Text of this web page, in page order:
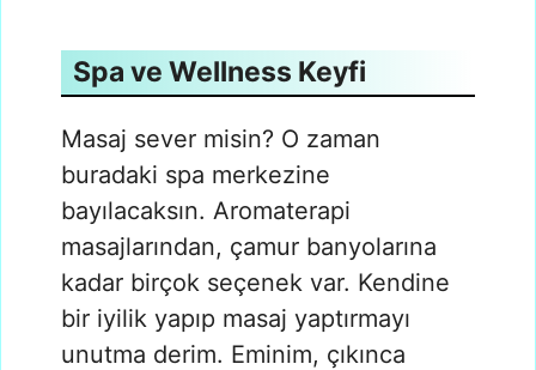
Spa ve Wellness Keyfi
Masaj sever misin? O zaman
buradaki spa merkezine
bayılacaksın. Aromaterapi
masajlarından, çamur banyolarına
kadar birçok seçenek var. Kendine
bir iyilik yapıp masaj yaptırmayı
unutma derim. Eminim, çıkınca